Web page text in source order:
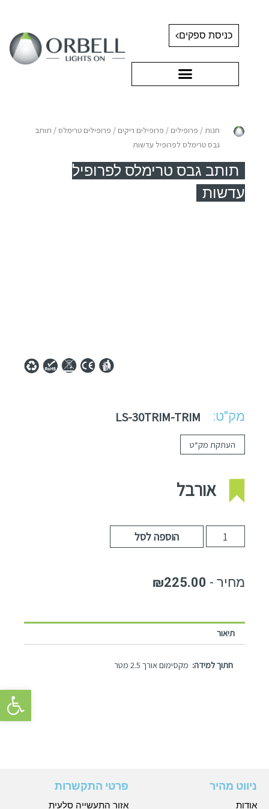
פתח
כניסת ספקים
חנות / פרופילים / פרופילים ריקים / פרופילים טרימלס / תותב
גבס טרימלס לפרופיל עדשות
תותב גבס טרימלס לפרופיל
עדשות
מק"ט: LS-30TRIM-TRIM
העתקת מק“ט
אורבל
הוספה לסל
₪225.00
תיאור
חתוך למידה: מקסימום אורך 2.5 מטר
ניווט מהיר
אודות
פרטי התקשרות
אזור התעשייה סלעית